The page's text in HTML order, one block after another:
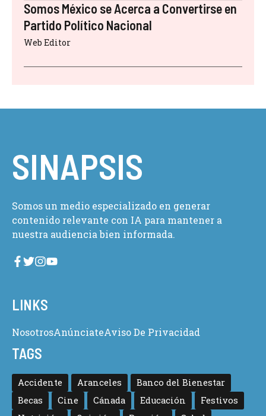
Somos México se Acerca a Convertirse en
Partido Político Nacional
Web Editor
SINAPSIS
Somos un medio especializado en generar
contenido relevante con IA para mantener a
nuestra audiencia bien informada.
LINKS
NosotrosAnúnciateAviso De Privacidad
TAGS
Accidente Aranceles
Banco del Bienestar
Becas
Cine Cánada Educación
Festivos